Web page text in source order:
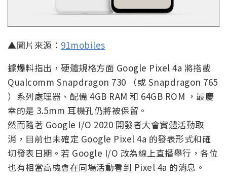
▲圖片來源： 91mobiles
據爆料指出，硬體規格方面 Google Pixel 4a 將搭載
Qualcomm Snapdragon 730 （或 Snapdragon 765
）系列處理器、配備 4GB RAM 和 64GB ROM ，最慶
幸的是 3.5mm 耳機孔仍將被保留。
然而隨著 Google I/O 2020 開發者大會實體活動取
消，目前也未確定 Google Pixel 4a 的發表形式和確
切發表日期。若 Google I/O 改為線上直播舉行，各位
也有相當高機會在同場活動看到 Pixel 4a 的消息。